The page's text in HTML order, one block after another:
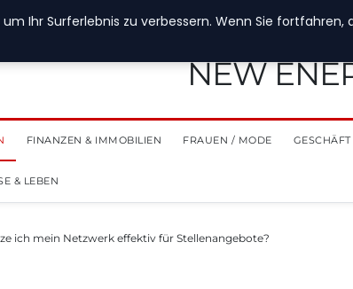
NEW
FINANZEN & IMMOBILIEN FRAUEN / MODE GESCHÄFT
& LEBEN
ich mein Netzwerk effektiv für Stellenangebote?
Ihr Surferlebnis zu verbessern. Wenn Sie